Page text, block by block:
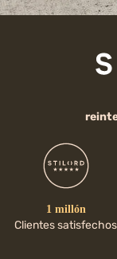
1 millón
Clientes satisfechos